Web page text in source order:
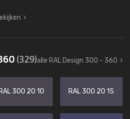
(329)alle RAL Design 300 - 360
RAL 300 20 10 RAL 300 20 15